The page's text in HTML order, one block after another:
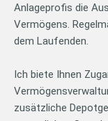
Anlageprofis die
Vermögens.
dem Laufenden.
Ich biete Ihnen
zusätzliche